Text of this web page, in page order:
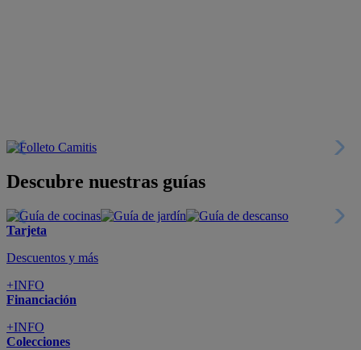
Descubre nuestras guías
Tarjeta
Descuentos y más
+INFO
Financiación
+INFO
Colecciones